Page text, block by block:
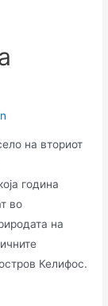
на вториот
година
во
на
Келифос.